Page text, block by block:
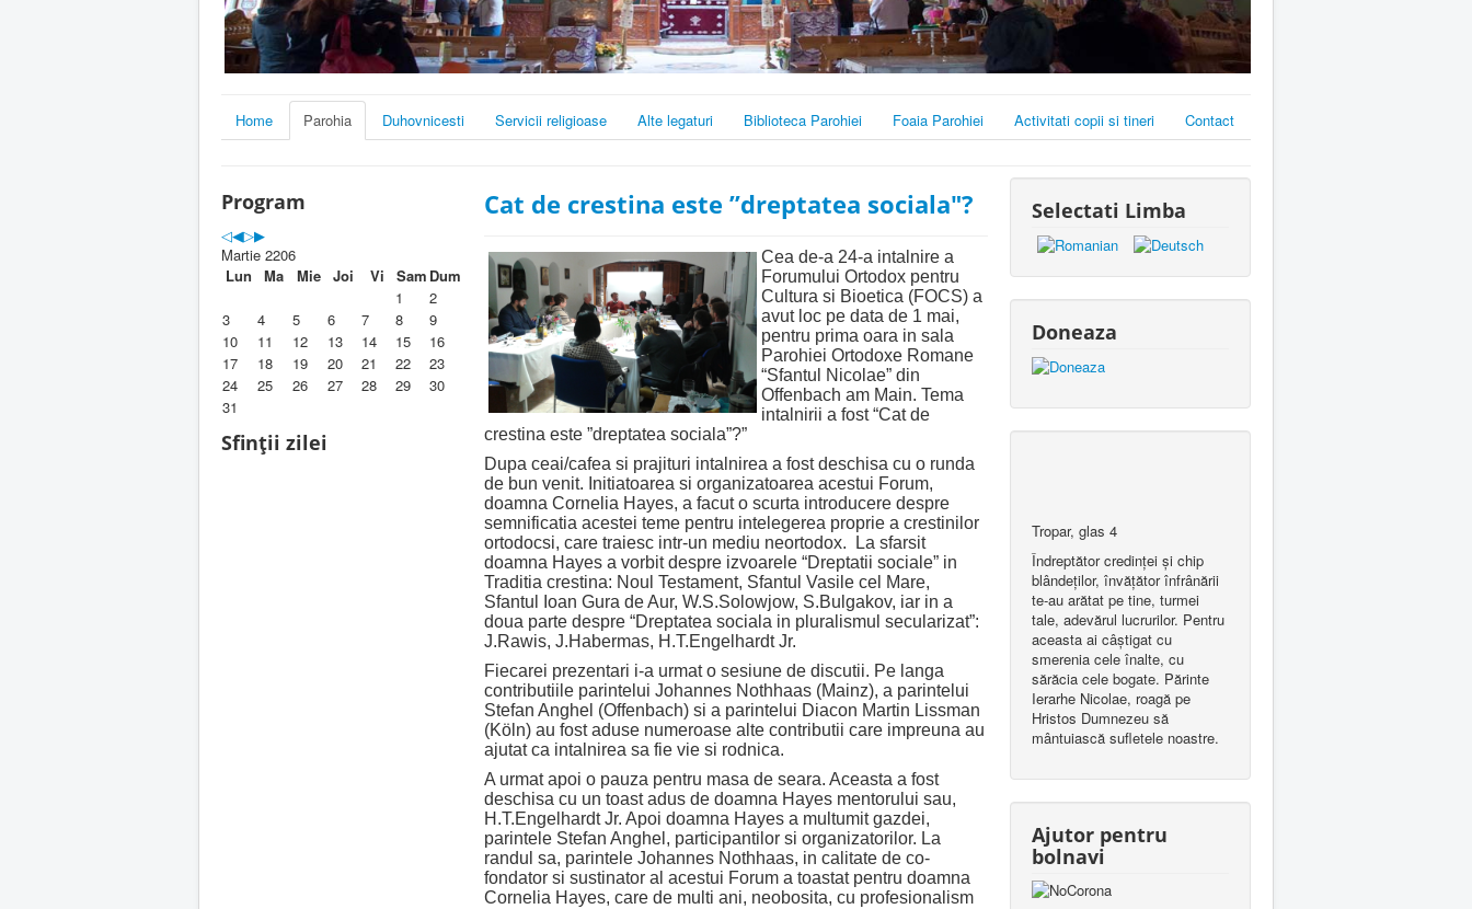
Home Parohia Duhovnicesti Servicii religioase Alte legaturi Biblioteca Parohiei Foaia Parohiei Activitati copii si tineri Contact
Program
Martie 2206
Lun
Ma Mie Joi Vi Sam Dum
1
2
3
4 5 6 7 8
9
10
11 12 13 14 15
16
17
18 19 20 21 22
23
24
25 26 27 28 29
30
31
Sfinții zilei
Cat de crestina este ”dreptatea sociala"?
Cea de-a 24-a intalnire a
Forumului Ortodox pentru
Cultura si Bioetica (FOCS) a
avut loc pe data de 1 mai,
pentru prima oara in sala
Parohiei Ortodoxe Romane
“Sfantul Nicolae” din
Offenbach am Main. Tema
intalnirii a fost “Cat de
crestina este ”dreptatea sociala”?”
Dupa ceai/cafea si prajituri intalnirea a fost deschisa cu o runda
de bun venit. Initiatoarea si organizatoarea acestui Forum,
doamna Cornelia Hayes, a facut o scurta introducere despre
semnificatia acestei teme pentru intelegerea proprie a crestinilor
ortodocsi, care traiesc intr-un mediu neortodox. La sfarsit
doamna Hayes a vorbit despre izvoarele “Dreptatii sociale” in
Traditia crestina: Noul Testament, Sfantul Vasile cel Mare,
Sfantul Ioan Gura de Aur, W.S.Solowjow, S.Bulgakov, iar in a
doua parte despre “Dreptatea sociala in pluralismul secularizat”:
J.Rawis, J.Habermas, H.T.Engelhardt Jr.
Fiecarei prezentari i-a urmat o sesiune de discutii. Pe langa
contributiile parintelui Johannes Nothhaas (Mainz), a parintelui
Stefan Anghel (Offenbach) si a parintelui Diacon Martin Lissman
(Köln) au fost aduse numeroase alte contributii care impreuna au
ajutat ca intalnirea sa fie vie si rodnica.
A urmat apoi o pauza pentru masa de seara. Aceasta a fost
deschisa cu un toast adus de doamna Hayes mentorului sau,
H.T.Engelhardt Jr. Apoi doamna Hayes a multumit gazdei,
parintele Stefan Anghel, participantilor si organizatorilor. La
randul sa, parintele Johannes Nothhaas, in calitate de co-
fondator si sustinator al acestui Forum a toastat pentru doamna
Cornelia Hayes, care de multi ani, neobosita, cu profesionalism
Selectati Limba
Doneaza
Tropar, glas 4
Îndreptător credinţei şi chip
blândeţilor, învăţător înfrânării
te-au arătat pe tine, turmei
tale, adevărul lucrurilor. Pentru
aceasta ai câştigat cu
smerenia cele înalte, cu
sărăcia cele bogate. Părinte
Ierarhe Nicolae, roagă pe
Hristos Dumnezeu să
mântuiască sufletele noastre.
Ajutor pentru
bolnavi